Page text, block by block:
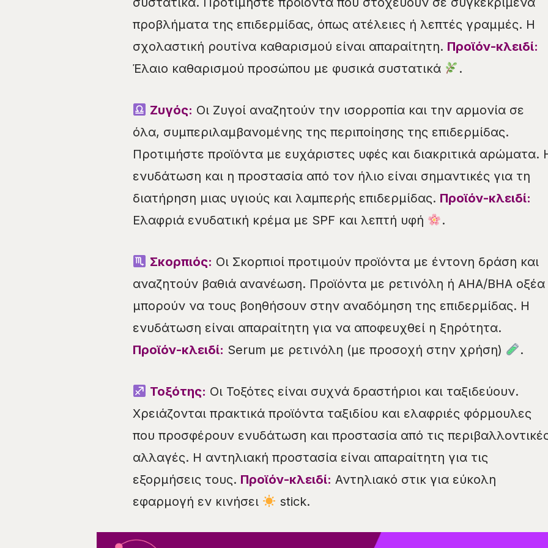
προβλήματα της επιδερμίδας, όπως ατέλειες ή λεπτές γραμμές. Η
σχολαστική ρουτίνα καθαρισμού είναι απαραίτητη. Προϊόν-κλειδί:
Έλαιο καθαρισμού προσώπου με φυσικά συστατικά
.
Ζυγός: Οι Ζυγοί αναζητούν την ισορροπία και την αρμονία σε
όλα, συμπεριλαμβανομένης της περιποίησης της επιδερμίδας.
Προτιμήστε προϊόντα με ευχάριστες υφές και διακριτικά αρώματα.
ενυδάτωση και η προστασία από τον ήλιο είναι σημαντικές για τη
διατήρηση μιας υγιούς και λαμπερής επιδερμίδας. Προϊόν-κλειδί:
Ελαφριά ενυδατική κρέμα με SPF και λεπτή υφή
.
Σκορπιός: Οι Σκορπιοί προτιμούν προϊόντα με έντονη δράση και
αναζητούν βαθιά ανανέωση. Προϊόντα με ρετινόλη ή AHA/BHA οξέα
μπορούν να τους βοηθήσουν στην αναδόμηση της επιδερμίδας. Η
ενυδάτωση είναι απαραίτητη για να αποφευχθεί η ξηρότητα.
Προϊόν-κλειδί: Serum με ρετινόλη (με προσοχή στην χρήση) .
Τοξότης: Οι Τοξότες είναι συχνά δραστήριοι και ταξιδεύουν.
Χρειάζονται πρακτικά προϊόντα ταξιδίου και ελαφριές φόρμουλες
που προσφέρουν ενυδάτωση και προστασία από τις
αλλαγές. Η αντηλιακή προστασία είναι απαραίτητη για τις
εξορμήσεις τους. Προϊόν-κλειδί: Αντηλιακό στικ για εύκολη
εφαρμογή εν κινήσει
stick.